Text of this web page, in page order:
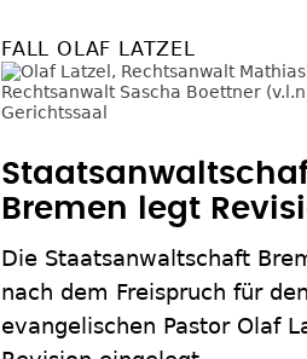
FALL OLAF LATZEL
Bremen legt
Die Staatsanwaltschaft
nach dem Freispruch für
Revision eingelegt.